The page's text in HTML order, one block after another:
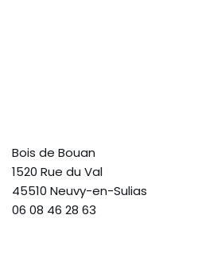
Bois de Bouan
1520 Rue du Val
45510 Neuvy-en-Sulias
06 08 46 28 63